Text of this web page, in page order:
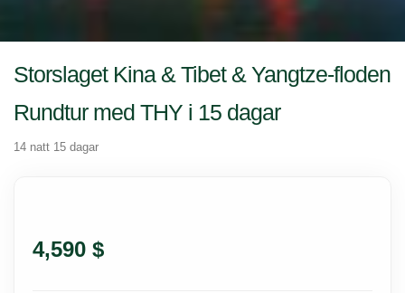
Storslaget Kina & Tibet & Yangtze-floden
Rundtur med THY i 15 dagar
14 natt 15 dagar
4,590 $